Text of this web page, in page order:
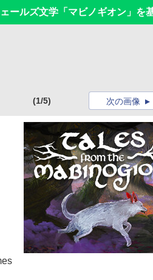
ールズ文学「マビノギオン」
(1/5) 次の画像